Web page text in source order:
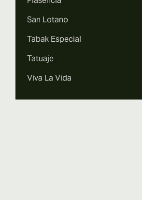
San Lotano
Tabak Especial
Tatuaje
Viva La Vida